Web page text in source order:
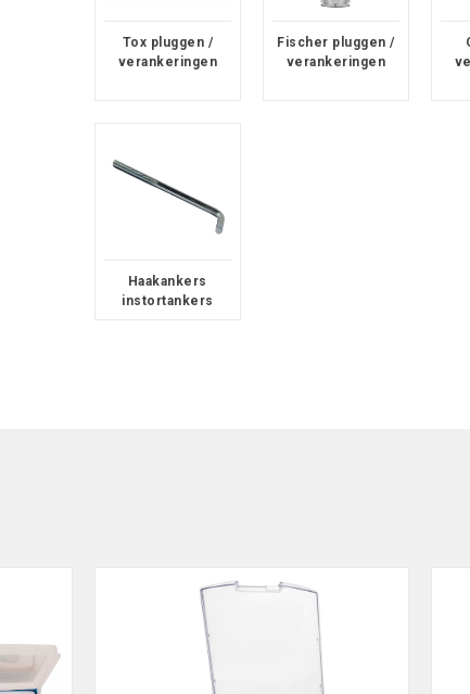
Tox pluggen /
verankeringen
Fischer pluggen /
verankeringen
Haakankers
instortankers